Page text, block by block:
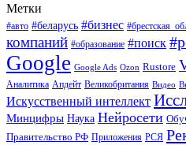
Метки
#авто #беларусь #бизнес
компаний #образование #поиск
Google Google Ads Ozon Rustore
Аналитика Апдейт Великобритания Видео
Искусственный интеллект
Минцифры Наука Нейросети
Правительство РФ Приложения РСЯ